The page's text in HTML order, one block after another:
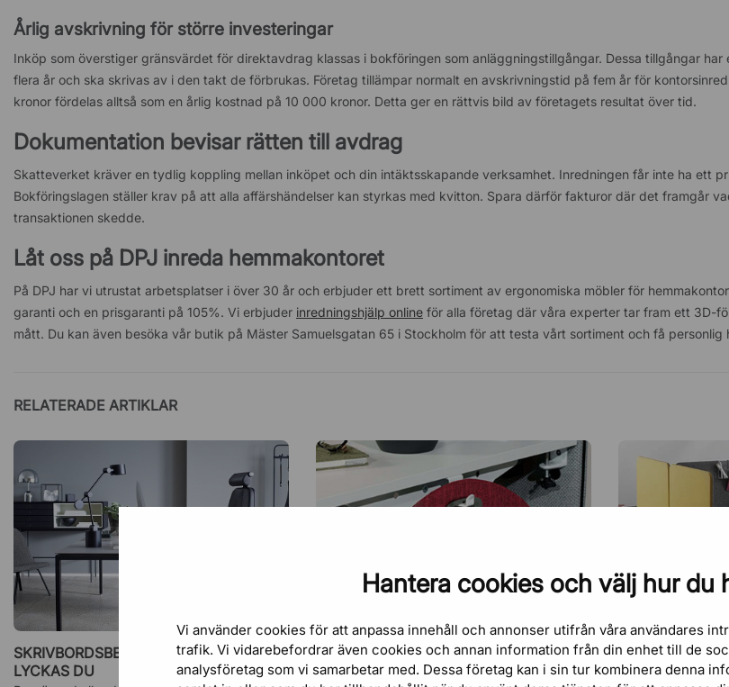
Hantera cookies och välj hur du
Vi använder cookies för att anpassa innehåll och annonser utifrån våra användares
trafik. Vi vidarebefordrar även cookies och annan information från din enhet till de
analysföretag som vi samarbetar med. Dessa företag kan i sin tur kombinera denna
Årlig avskrivning för större investeringar
Inköp som överstiger gränsvärdet för direktavdrag klassas i bokföringen som anläggningstillgångar. Dessa tillgångar har
flera år och ska skrivas av i den takt de förbrukas. Företag tillämpar normalt en avskrivningstid på fem år för
kronor fördelas alltså som en årlig kostnad på 10 000 kronor. Detta ger en rättvis bild av företagets resultat över tid.
Dokumentation bevisar rätten till avdrag
Skatteverket kräver en tydlig koppling mellan inköpet och din intäktsskapande verksamhet. Inredningen får inte ha ett
Bokföringslagen ställer krav på att alla affärshändelser kan styrkas med kvitton. Spara därför fakturor där det framgår
transaktionen skedde.
Låt oss på DPJ inreda hemmakontoret
På DPJ har vi utrustat arbetsplatser i över 30 år och erbjuder ett brett sortiment av ergonomiska möbler för
garanti och en prisgaranti på 105%. Vi erbjuder inredningshjälp online för alla företag där våra experter tar fram ett 3D-
mått. Du kan även besöka vår butik på Mäster Samuelsgatan 65 i Stockholm för att testa vårt sortiment och få personlig
RELATERADE ARTIKLAR
SKRIVBORDSBELYSNING - SÅ HÄR
LYCKAS DU
ERGONOMISK STÅMATTA: STÅ MER, MÅ
BÄTTRE